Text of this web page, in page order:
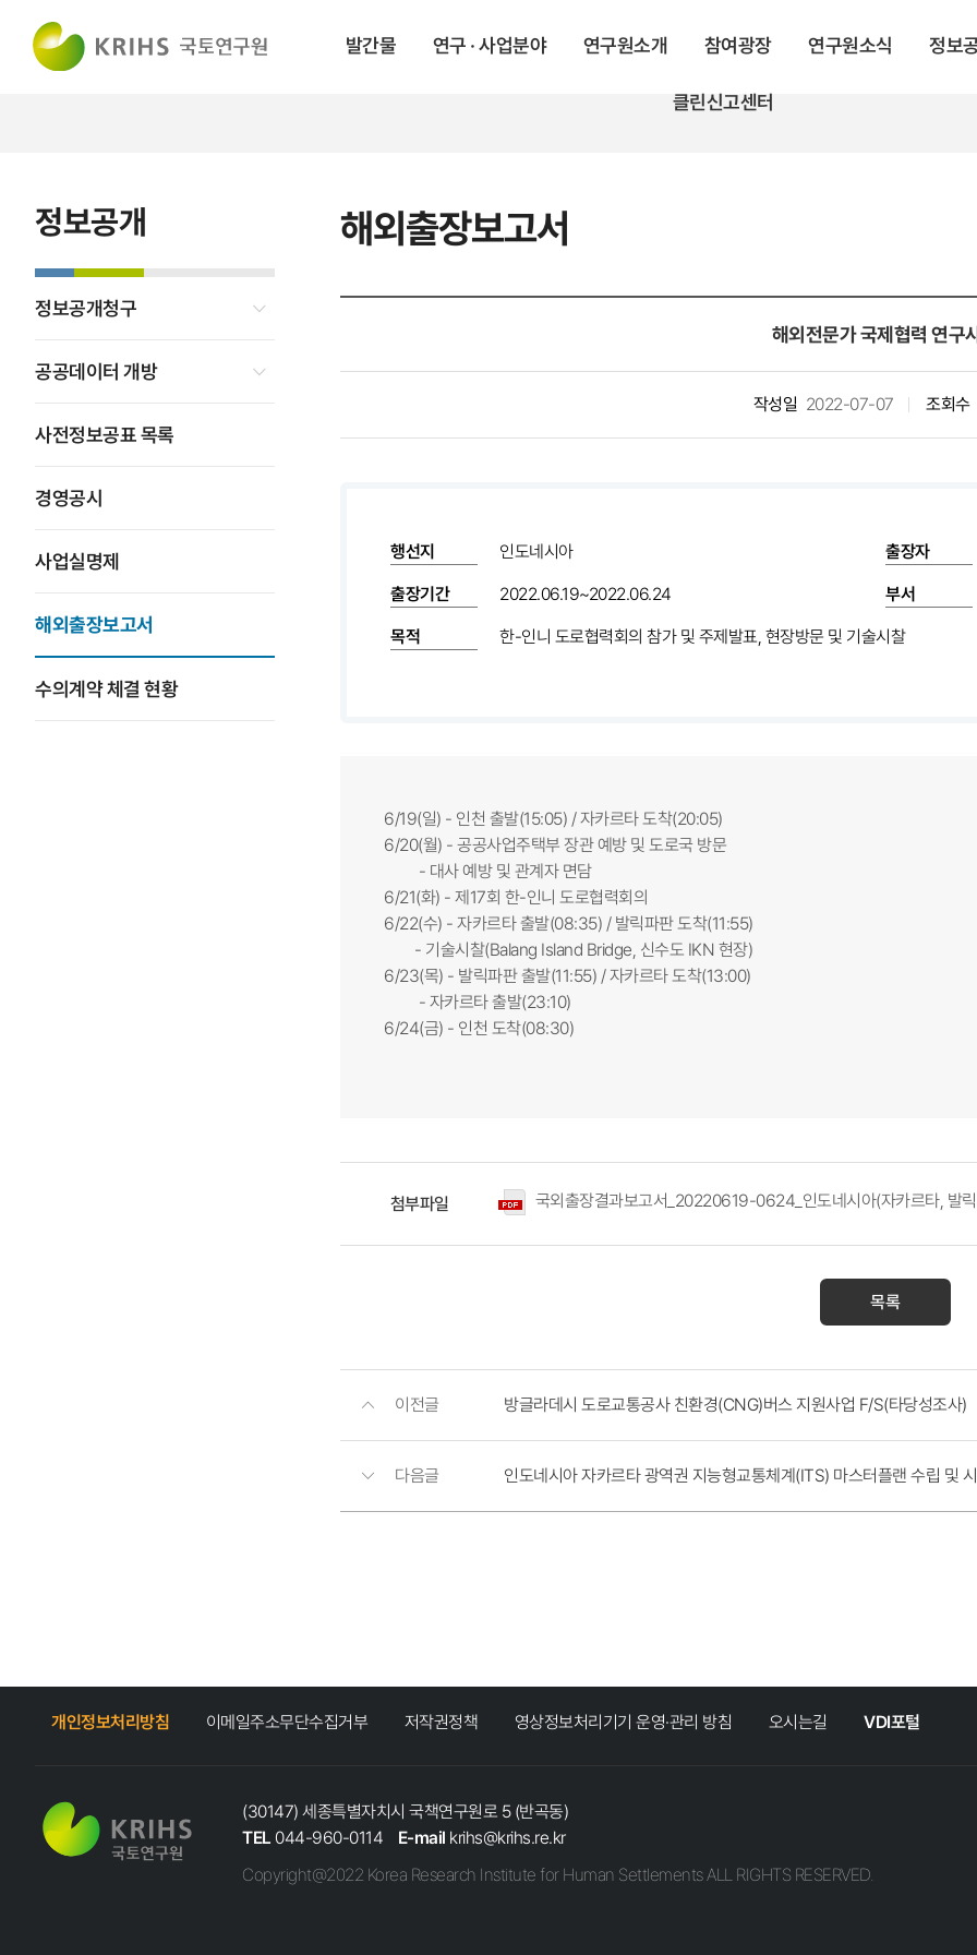
발간물 연구 · 사업분야 연구원소개 참여광장 연구원소식 정보
클린신고센터
해외출장보고서
정보공개
정보공개청구
공공데이터 개방
사전정보공표 목록
경영공시
사업실명제
해외출장보고서
수의계약 체결 현황
해외전문가 국제협력 연구
작성일 2022-07-07 조회수
행선지 인도네시아 출장자
출장기간 2022.06.19~2022.06.24 부서
목적 한-인니 도로협력회의 참가 및 주제발표, 현장방문 및 기술시찰
6/19(일) - 인천 출발(15:05) / 자카르타 도착(20:05)
6/20(월) - 공공사업주택부 장관 예방 및 도로국 방문
- 대사 예방 및 관계자 면담
6/21(화) - 제17회 한-인니 도로협력회의
6/22(수) - 자카르타 출발(08:35) / 발릭파판 도착(11:55)
- 기술시찰(Balang Island Bridge, 신수도 IKN 현장)
6/23(목) - 발릭파판 출발(11:55) / 자카르타 도착(13:00)
- 자카르타 출발(23:10)
6/24(금) - 인천 도착(08:30)
첨부파일 국외출장결과보고서_20220619-0624_인도네시아(자카르타, 발
목록
이전글 방글라데시 도로교통공사 친환경(CNG)버스 지원사업 F/S(타당성조사)
다음글 인도네시아 자카르타 광역권 지능형교통체계(ITS) 마스터플랜 수립 및
개인정보처리방침 이메일주소무단수집거부 저작권정책 영상정보처리기기 운영·관리 방침 오시는길 VDI포털
(30147) 세종특별자치시 국책연구원로 5 (반곡동)
TEL 044-960-0114 E-mail krihs@krihs.re.kr
Copyright@2022 Korea Research Institute for Human Settlements ALL RIGHTS RESERVED.